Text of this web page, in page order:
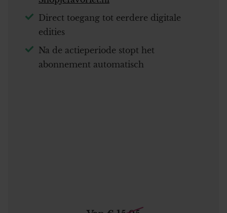
Direct toegang tot eerdere digitale
edities
Na de actieperiode stopt het
abonnement automatisch